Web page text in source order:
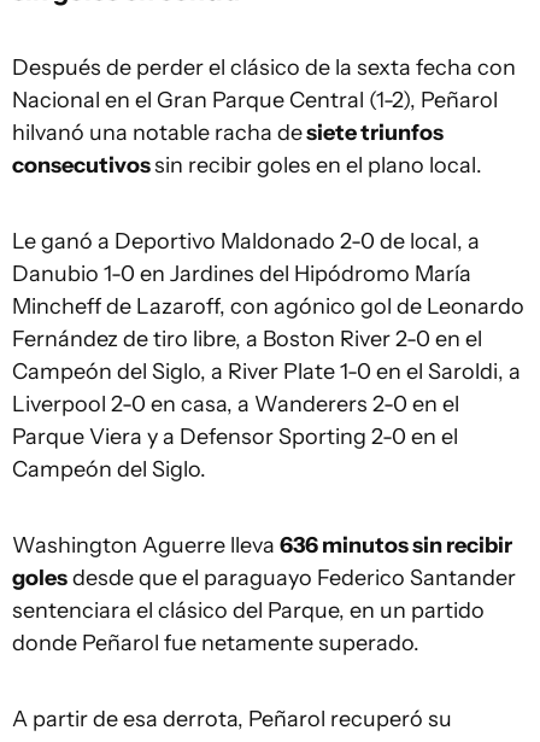
Después de perder el clásico de la sexta fecha con
Nacional en el Gran Parque Central (1-2), Peñarol
hilvanó una notable racha desiete triunfos
consecutivossin recibir goles en el plano local.
Le ganó a Deportivo Maldonado 2-0 de local, a
Danubio 1-0 en Jardines del Hipódromo María
Mincheff de Lazaroff, con agónico gol de Leonardo
Fernández de tiro libre, a Boston River 2-0 en el
Campeón del Siglo, a River Plate 1-0 en el Saroldi, a
Liverpool 2-0 en casa, a Wanderers 2-0 en el
Parque Viera y a Defensor Sporting 2-0 en el
Campeón del Siglo.
Washington Aguerre lleva 636 minutos sin recibir
golesdesde que el paraguayo Federico Santander
sentenciara el clásico del Parque, en un partido
donde Peñarol fue netamente superado.
A partir de esa derrota, Peñarol recuperó su